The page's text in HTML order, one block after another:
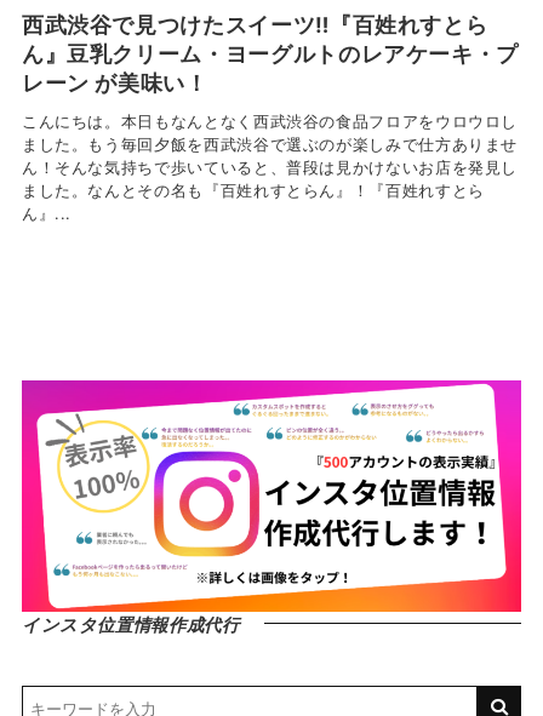
西武渋谷で見つけたスイーツ‼『百姓れすとら
ん』豆乳クリーム・ヨーグルトのレアケーキ・プ
レーン が美味い！
こんにちは。本日もなんとなく西武渋谷の食品フロアをウロウロし
ました。もう毎回夕飯を西武渋谷で選ぶのが楽しみで仕方ありませ
ん！そんな気持ちで歩いていると、普段は見かけないお店を発見し
ました。なんとその名も『百姓れすとらん』！『百姓れすとら
ん』...
インスタ位置情報作成代行